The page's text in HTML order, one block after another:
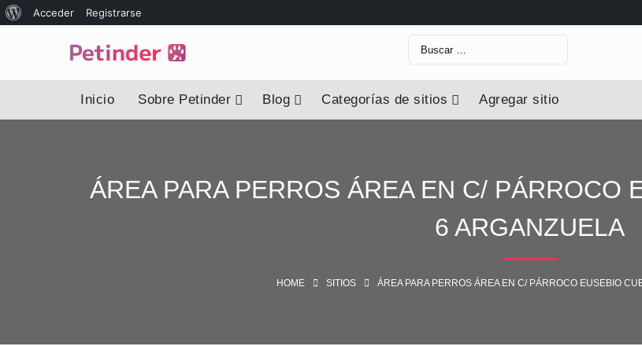
Acerca
WordPress
Acceder Registrarse
Buscar:
Inicio Sobre Petinder Blog Categorías de sitios Agregar sitio
ÁREA PARA PERROS ÁREA EN C/ PÁRROCO
6 ARGANZUELA
HOME SITIOS ÁREA PARA PERROS ÁREA EN C/ PÁRROCO EUSEBIO